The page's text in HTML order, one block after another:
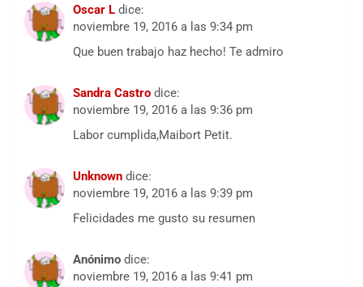
Oscar L dice:
noviembre 19, 2016 a las 9:34 pm
Que buen trabajo haz hecho! Te admiro
Sandra Castro dice:
noviembre 19, 2016 a las 9:36 pm
Labor cumplida,Maibort Petit.
Unknown dice:
noviembre 19, 2016 a las 9:39 pm
Felicidades me gusto su resumen
Anónimo dice:
noviembre 19, 2016 a las 9:41 pm